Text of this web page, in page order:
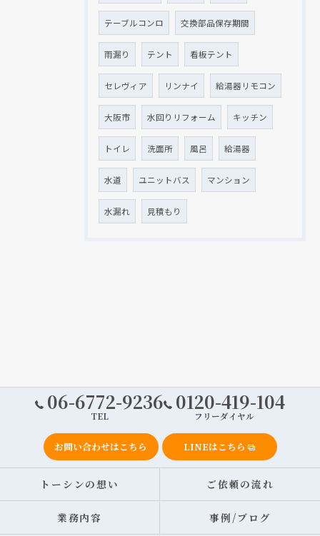
テーブルコンロ 交換部品保存期間
雨漏り テント 看板テント
セレヴィア リンナイ 給湯器リモコン
大阪市 水回りリフォーム キッチン
トイレ 洗面所 風呂 給湯器
水道 ユニットバス マンション
水漏れ 見積もり
06-6772-9236
TEL
0120-419-104
フリーダイヤル
お問い合わせはこちら LINEはこちら
トーシンの想い ご依頼の流れ
業務内容 事例/ブログ